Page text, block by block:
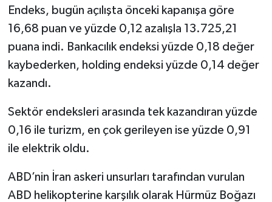
Endeks, bugün açılışta önceki kapanışa göre
16,68 puan ve yüzde 0,12 azalışla 13.725,21
puana indi. Bankacılık endeksi yüzde 0,18 değer
kaybederken, holding endeksi yüzde 0,14 değer
kazandı.
Sektör endeksleri arasında tek kazandıran yüzde
0,16 ile turizm, en çok gerileyen ise yüzde 0,91
ile elektrik oldu.
ABD’nin İran askeri unsurları tarafından vurulan
ABD helikopterine karşılık olarak Hürmüz Boğazı